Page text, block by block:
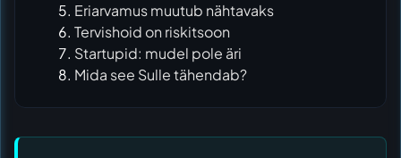
Eriarvamus muutub nähtavaks
Tervishoid on riskitsoon
Startupid: mudel pole äri
Mida see Sulle tähendab?